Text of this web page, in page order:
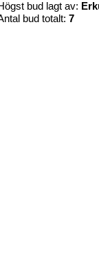
bud lagt av:
bud totalt: 7